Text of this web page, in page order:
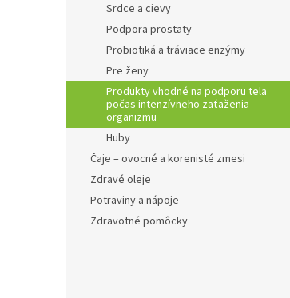
Srdce a cievy
Podpora prostaty
Probiotiká a tráviace enzýmy
Pre ženy
Produkty vhodné na podporu tela
počas intenzívneho zaťaženia
organizmu
Huby
Čaje – ovocné a korenisté zmesi
Zdravé oleje
Potraviny a nápoje
Zdravotné pomôcky